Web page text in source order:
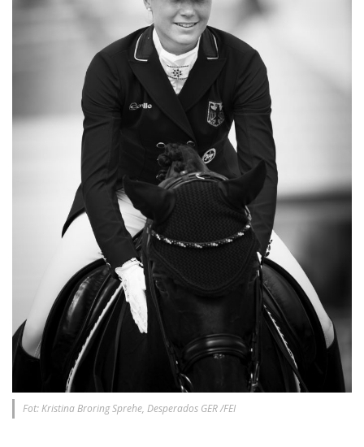
Fot: Kristina Broring Sprehe, Desperados GER /FEI